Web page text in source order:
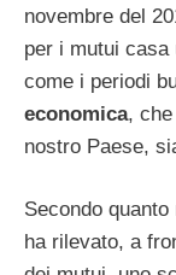
novembre del
per i mutui casa
come i periodi
economica, che
nostro Paese,
Secondo
ha rilevato, a